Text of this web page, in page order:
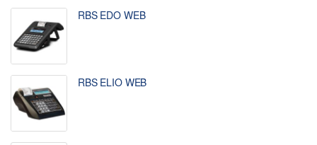
RBS EDO WEB
RBS ELIO WEB